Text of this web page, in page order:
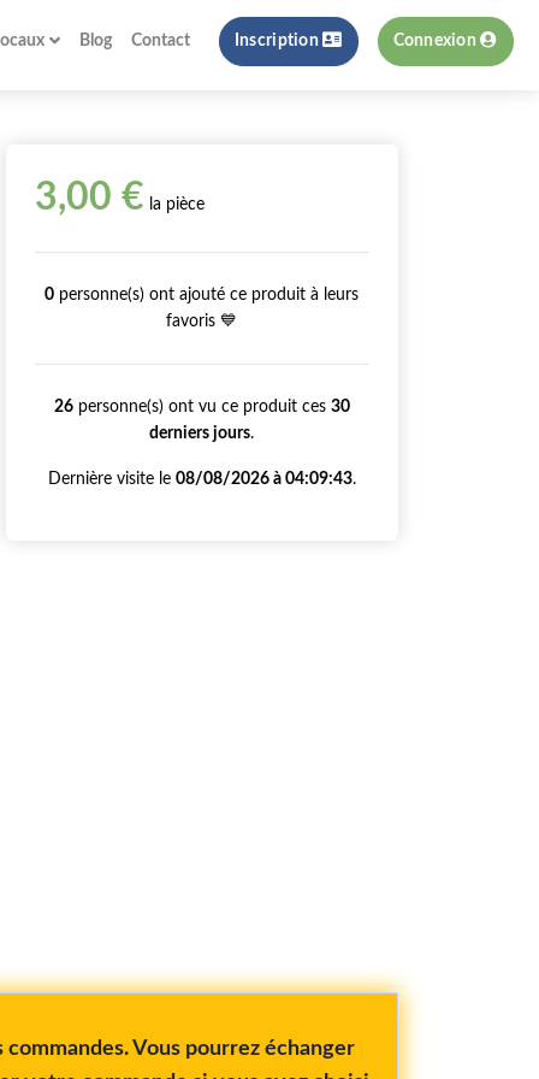
Blog Contact Inscription Connexion
3,00 € la pièce
0 personne(s) ont ajouté ce produit à leurs
favoris 💙
26personne(s) ont vu ce produit ces 30
derniers jours.
Dernière visite le 08/08/2026 à 04:09:43.
Vous pourrez échanger